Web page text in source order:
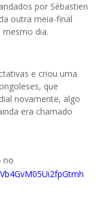
por Sébastien
outra meia-final
mesmo dia.
e criou uma
que
novamente, algo
era chamado
no